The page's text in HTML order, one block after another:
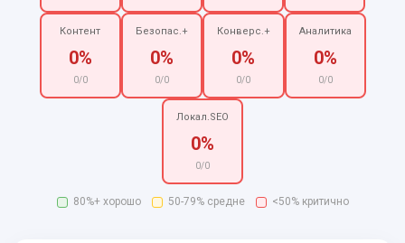
Контент
0%
0/0
Безопас.+
0%
0/0
Конверс.+
0%
0/0
Аналитика
0%
0/0
Локал.SEO
0%
0/0
80%+ хорошо 50-79% средне <50% критично